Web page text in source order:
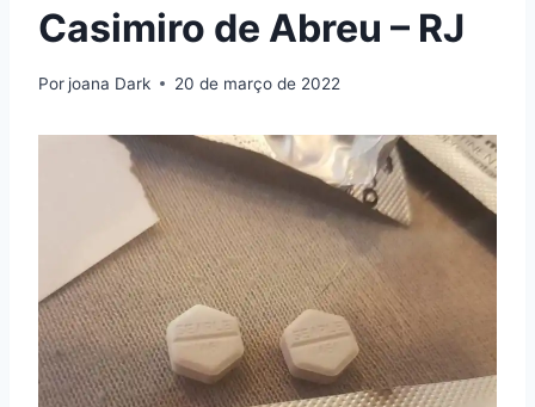
Casimiro de Abreu – RJ
Por joana Dark 20 de março de 2022